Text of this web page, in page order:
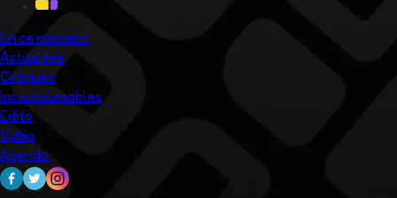
En ce moment
Actualités
Critiques
Incontournables
Edito
Vidéo
Agenda